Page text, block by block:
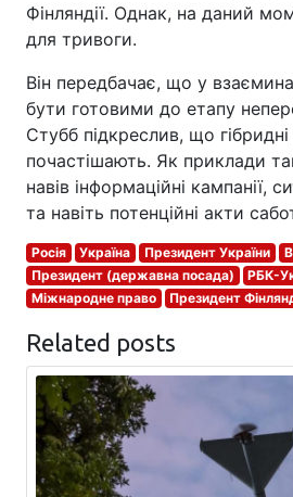
Фінляндії. Однак, на даний
для тривоги.
Він передбачає, що у
бути готовими до етапу
Стубб підкреслив, що гібридні
почастішають. Як приклади
навів інформаційні кампанії,
та навіть потенційні акти
Росія Україна Президент України
Президент (державна посада)
РБК-
Міжнародне право
Президент
Related posts